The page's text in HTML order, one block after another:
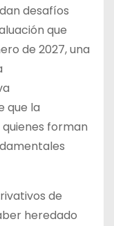
desafíos
que
de 2027, una
que la
forman
de
heredado